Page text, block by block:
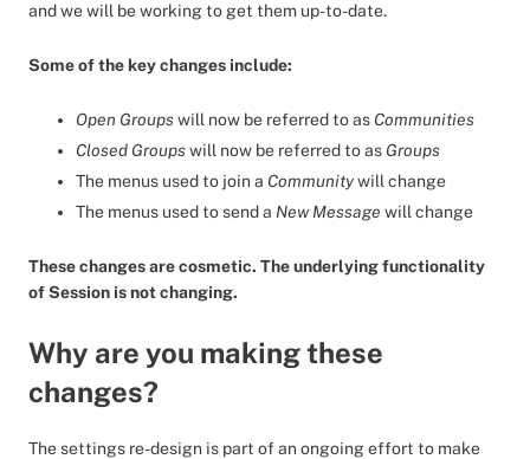
and we will be working to get them up-to-date.
Some of the key changes include:
Open Groupswill now be referred to as Communities
Closed Groupswill now be referred to as Groups
The menus used to join a Communitywill change
The menus used to send a New Message will change
These changes are cosmetic. The underlying functionality
of Session is not changing.
Why are you making these
changes?
The settings re-design is part of an ongoing effort to make